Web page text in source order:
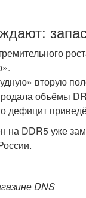
вторую
объёмы
дефицит
на DDR5 уже
DNS